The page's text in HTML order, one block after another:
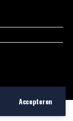
Accepteren